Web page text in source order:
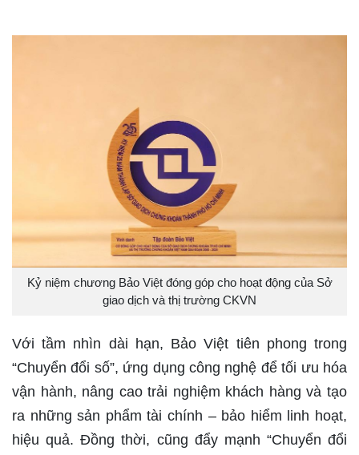
Kỷ niệm chương Bảo Việt đóng góp cho hoạt động của Sở
giao dịch và thị trường CKVN
Với tầm nhìn dài hạn, Bảo Việt tiên phong trong
“Chuyển đổi số”, ứng dụng công nghệ để tối ưu hóa
vận hành, nâng cao trải nghiệm khách hàng và tạo
ra những sản phẩm tài chính – bảo hiểm linh hoạt,
hiệu quả. Đồng thời, cũng đẩy mạnh “Chuyển đổi